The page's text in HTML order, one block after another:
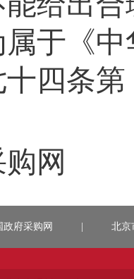
于《
四条
网
政府采购网 北京